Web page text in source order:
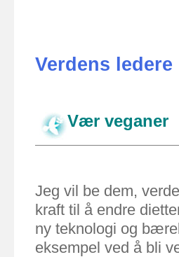
Verdens
Vær veganer
Jeg vil be dem,
kraft til å endre
ny teknologi og
eksempel ved å bli